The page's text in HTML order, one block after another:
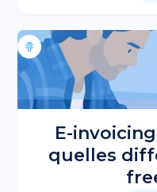
E-
quelles